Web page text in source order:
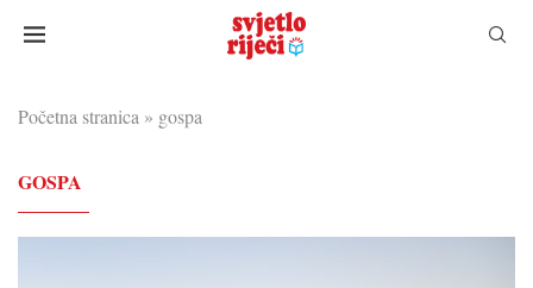
Početna stranica » gospa
GOSPA